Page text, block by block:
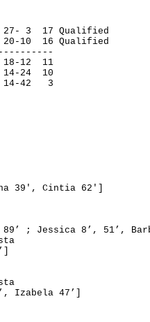
27- 3 17 Qualified
20-10 16 Qualified
18-12
11
14-24
10
14-42 3
39', Cintia 62']
89’ ; Jessica 8’ , 51’ ,
, Izabela 47’]